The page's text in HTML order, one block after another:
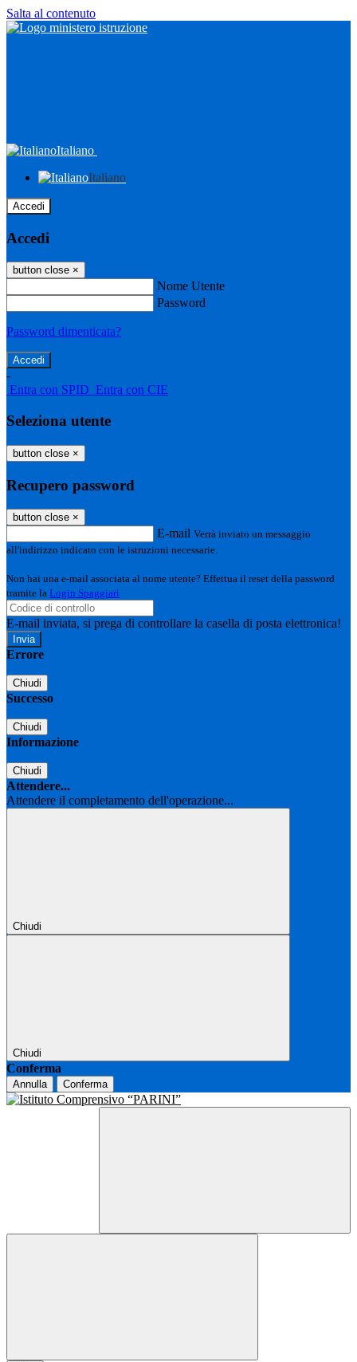
Salta al contenuto
Italiano
Italiano
Accedi
Accedi
button close ×
Nome Utente
Password
Password dimenticata?
-
Entra con SPID Entra con CIE
Seleziona utente
button close ×
Recupero password
button close ×
E-mail Verrà inviato un messaggio
all'indirizzo indicato con le istruzioni necessarie.
Non hai una e-mail associata al nome utente? Effettua il reset della password
tramite la Login Spaggiari
E-mail inviata, si prega di controllare la casella di posta elettronica!
Errore
Chiudi
Successo
Chiudi
Informazione
Chiudi
Attendere...
Attendere il completamento dell'operazione...
Chiudi
Chiudi
Conferma
Annulla Conferma